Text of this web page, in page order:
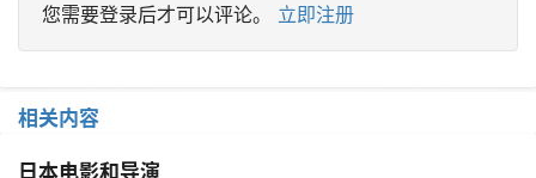
您需要登录后才可以评论。 立即注册
相关内容
日本电影和导演